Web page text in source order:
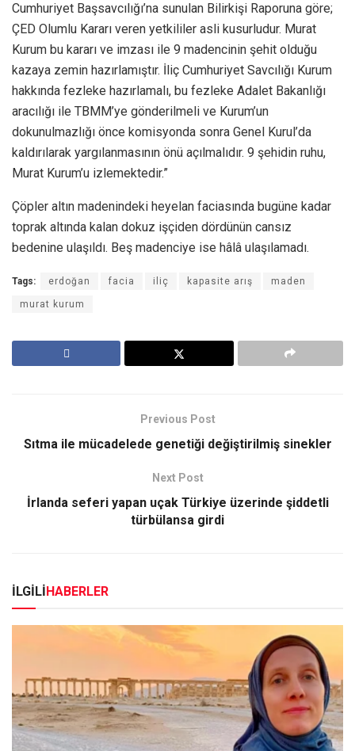
Cumhuriyet Başsavcılığı’na sunulan Bilirkişi Raporuna göre;
ÇED Olumlu Kararı veren yetkililer asli kusurludur. Murat
Kurum bu kararı ve imzası ile 9 madencinin şehit olduğu
kazaya zemin hazırlamıştır. İliç Cumhuriyet Savcılığı Kurum
hakkında fezleke hazırlamalı, bu fezleke Adalet Bakanlığı
aracılığı ile TBMM’ye gönderilmeli ve Kurum’un
dokunulmazlığı önce komisyonda sonra Genel Kurul’da
kaldırılarak yargılanmasının önü açılmalıdır. 9 şehidin ruhu,
Murat Kurum’u izlemektedir.”
Çöpler altın madenindeki heyelan faciasında bugüne kadar
toprak altında kalan dokuz işçiden dördünün cansız
bedenine ulaşıldı. Beş madenciye ise hâlâ ulaşılamadı.
Tags: erdoğan facia iliç kapasite arış maden
murat kurum
Previous Post
Sıtma ile mücadelede genetiği değiştirilmiş sinekler
Next Post
İrlanda seferi yapan uçak Türkiye üzerinde şiddetli
türbülansa girdi
İLGİLİHABERLER